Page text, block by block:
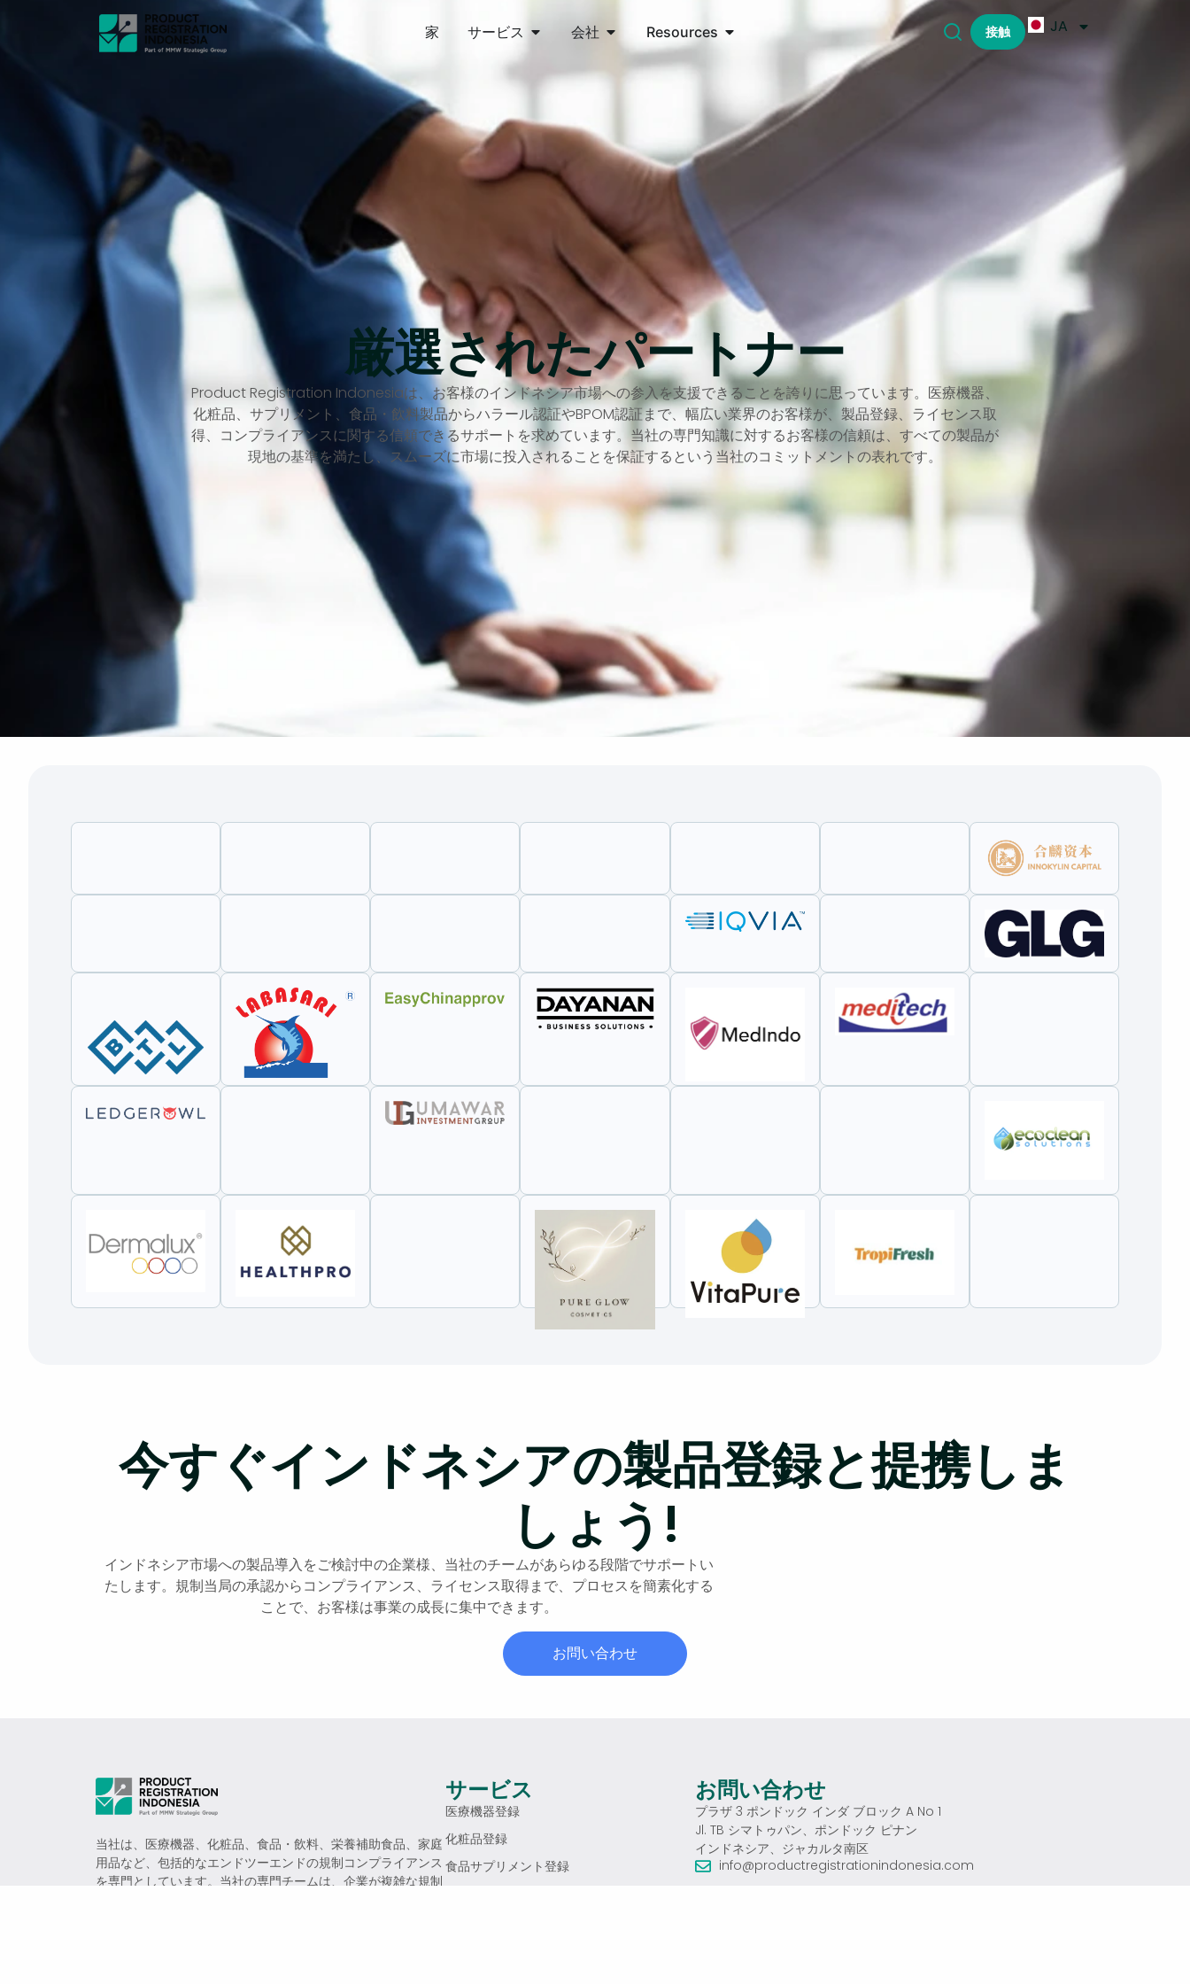
家 サービス 会社 Resources 接触 JA
厳選されたパートナー
Product Registration Indonesiaは、お客様のインドネシア市場への参入を支援できることを誇りに思っています。医療機器、
化粧品、サプリメント、食品・飲料製品からハラール認証やBPOM認証まで、幅広い業界のお客様が、製品登録、ライセンス取
得、コンプライアンスに関する信頼できるサポートを求めています。当社の専門知識に対するお客様の信頼は、すべての製品が
現地の基準を満たし、スムーズに市場に投入されることを保証するという当社のコミットメントの表れです。
今すぐインドネシアの製品登録と提携しま
しょう!
インドネシア市場への製品導入をご検討中の企業様、当社のチームがあらゆる段階でサポートい
たします。規制当局の承認からコンプライアンス、ライセンス取得まで、プロセスを簡素化する
ことで、お客様は事業の成長に集中できます。
お問い合わせ
当社は、医療機器、化粧品、食品・飲料、栄養補助食品、家庭
用品など、包括的なエンドツーエンドの規制コンプライアンス
を専門としています。当社の専門チームは、企業が複雑な規制
サービス
医療機器登録
化粧品登録
食品サプリメント登録
お問い合わせ
プラザ 3 ポンドック インダ ブロック A No 1
Jl. TB シマトゥパン、ポンドック ピナン
インドネシア、ジャカルタ南区
info@productregistrationindonesia.com